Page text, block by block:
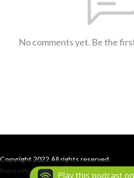
No comments yet. Be the
Copyright 2022 All rights reserved.
Podcast Powered By Podbean
Play this podcast